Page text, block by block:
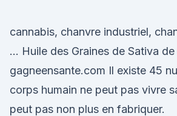
cannabis, chanvre industriel,
… Huile des Graines de Sativa
gagneensante.com Il existe 45
corps humain ne peut pas vivre
peut pas non plus en fabriquer.